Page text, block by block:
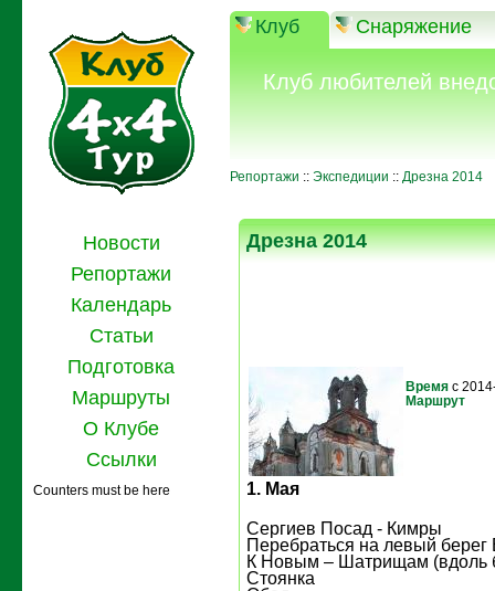
Клуб Снаряжение
Клуб любителей
Репортажи :: Экспедиции :: Дрезна 2014
Новости
Репортажи
Календарь
Статьи
Подготовка
Маршруты
О Клубе
Ссылки
Counters must be here
Дрезна 2014
Время с
Маршрут
1. Мая
Сергиев Посад - Кимры
Перебраться на левый берег
К Новым – Шатрищам (вдоль
Стоянка